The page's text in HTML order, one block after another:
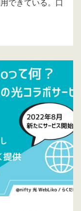
できている。口